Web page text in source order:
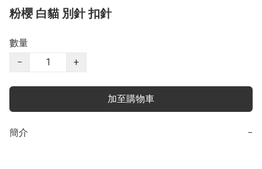
粉櫻 白貓 別針 扣針
數量
−
+
加至購物車
簡介 −